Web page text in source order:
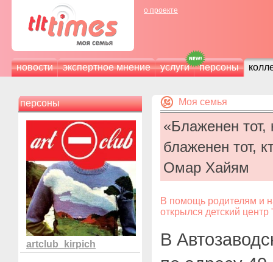
о проекте
новости экспертное мнение услуги персоны
персоны
artclub_kirpich
Моя семья
«Блаженен
блаженен тот,
Омар Хайям
В помощь родителям и
открылся детский
В